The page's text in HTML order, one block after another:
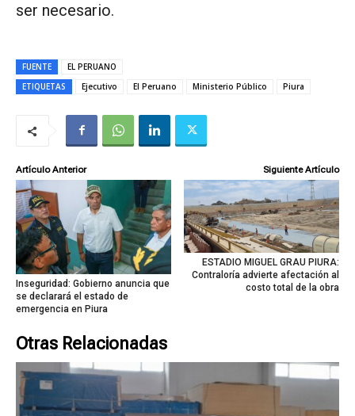
ser necesario.
FUENTE
EL PERUANO
ETIQUETAS
Ejecutivo El Peruano Ministerio Público Piura
Artículo Anterior
Inseguridad: Gobierno anuncia que
se declarará el estado de
emergencia en Piura
Siguiente Artículo
ESTADIO MIGUEL GRAU PIURA:
Contraloría advierte afectación al
costo total de la obra
Otras Relacionadas